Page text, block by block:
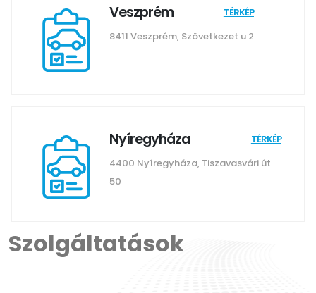
Veszprém
TÉRKÉP
8411 Veszprém, Szövetkezet u 2
Nyíregyháza
TÉRKÉP
4400 Nyíregyháza, Tiszavasvári út
50
Szolgáltatások